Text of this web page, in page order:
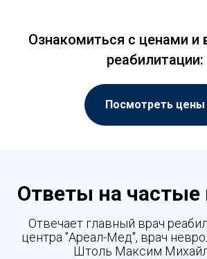
Ознакомиться с ценами и
реабилитации:
Посмотреть цены
Ответы на частые
Отвечает главный врач
центра "Ареал-Мед", врач
Штоль Максим